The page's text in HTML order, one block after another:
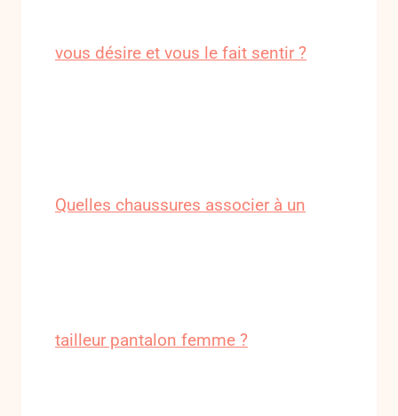
vous désire et vous le fait sentir ?
Quelles chaussures associer à un
tailleur pantalon femme ?